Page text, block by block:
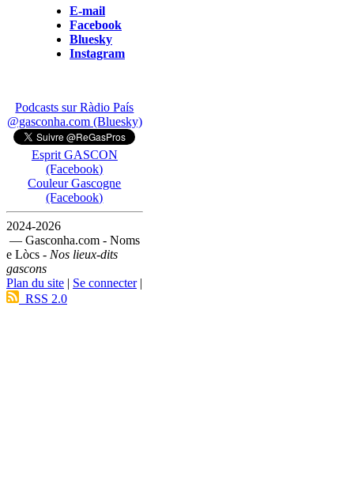
E-mail
Facebook
Bluesky
Instagram
Podcasts sur Ràdio País
@gasconha.com (Bluesky)
Esprit GASCON
(Facebook)
Couleur Gascogne
(Facebook)
2024-2026
— Gasconha.com - Noms
e Lòcs - Nos lieux-dits
gascons
Plan du site | Se connecter|
RSS 2.0